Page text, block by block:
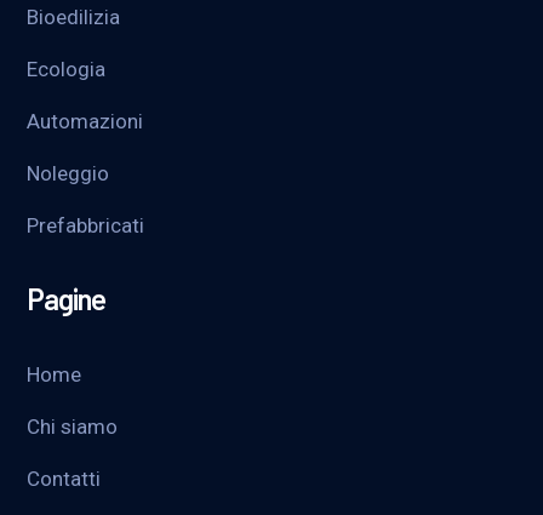
Bioedilizia
Ecologia
Automazioni
Noleggio
Prefabbricati
Pagine
Home
Chi siamo
Contatti